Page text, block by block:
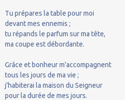
Tu prépares la table pour moi
devant mes ennemis ;
tu répands le parfum sur ma tête,
ma coupe est débordante.
Grâce et bonheur m'accompagnent
tous les jours de ma vie ;
j'habiterai la maison du Seigneur
pour la durée de mes jours.